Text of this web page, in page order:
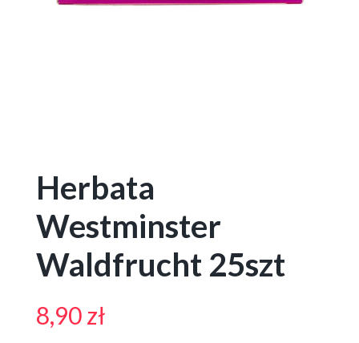
Herbata
Westminster
Waldfrucht 25szt
8,90zł